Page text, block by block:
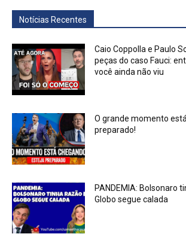
Notícias Recentes
Caio Coppolla e Paulo
peças do caso Fauci:
você ainda não viu
O grande momento
preparado!
PANDEMIA: Bolsonaro
Globo segue calada